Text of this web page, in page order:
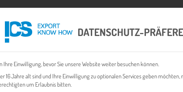
EXPORT BUSINESS PLÄNE EVENTS & NEWS
DATENSCHUTZ-
Ihre Einwilligung, bevor Sie unsere Website weiter besuchen können.
16 Jahre alt sind und Ihre Einwilligung zu optionalen Services geben möchten,
um Erlaubnis bitten.